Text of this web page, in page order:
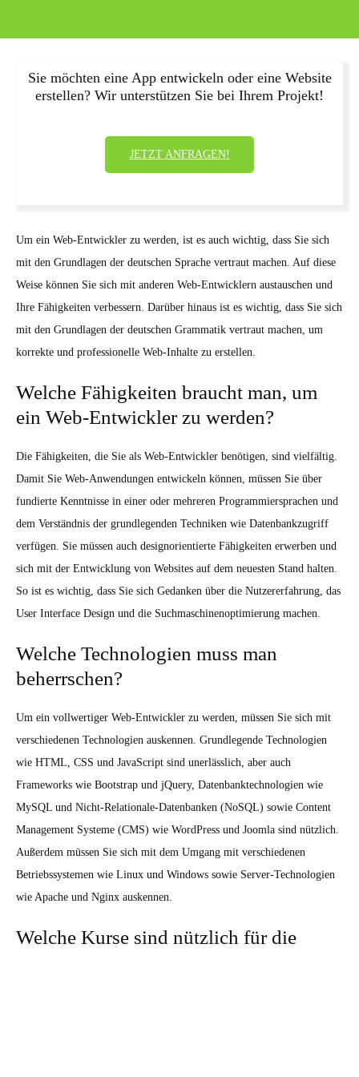
Sie möchten eine App entwickeln oder eine Website
erstellen? Wir unterstützen Sie bei Ihrem Projekt!
JETZT ANFRAGEN!
Um ein Web-Entwickler zu werden, ist es auch wichtig, dass Sie sich
mit den Grundlagen der deutschen Sprache vertraut machen. Auf diese
Weise können Sie sich mit anderen Web-Entwicklern austauschen und
Ihre Fähigkeiten verbessern. Darüber hinaus ist es wichtig, dass Sie sich
mit den Grundlagen der deutschen Grammatik vertraut machen, um
korrekte und professionelle Web-Inhalte zu erstellen.
Welche Fähigkeiten braucht man, um
ein Web-Entwickler zu werden?
Die Fähigkeiten, die Sie als Web-Entwickler benötigen, sind vielfältig.
Damit Sie Web-Anwendungen entwickeln können, müssen Sie über
fundierte Kenntnisse in einer oder mehreren Programmiersprachen und
dem Verständnis der grundlegenden Techniken wie Datenbankzugriff
verfügen. Sie müssen auch designorientierte Fähigkeiten erwerben und
sich mit der Entwicklung von Websites auf dem neuesten Stand halten.
So ist es wichtig, dass Sie sich Gedanken über die Nutzererfahrung, das
User Interface Design und die Suchmaschinenoptimierung machen.
Welche Technologien muss man
beherrschen?
Um ein vollwertiger Web-Entwickler zu werden, müssen Sie sich mit
verschiedenen Technologien auskennen. Grundlegende Technologien
wie HTML, CSS und JavaScript sind unerlässlich, aber auch
Frameworks wie Bootstrap und jQuery, Datenbanktechnologien wie
MySQL und Nicht-Relationale-Datenbanken (NoSQL) sowie Content
Management Systeme (CMS) wie WordPress und Joomla sind nützlich.
Außerdem müssen Sie sich mit dem Umgang mit verschiedenen
Betriebssystemen wie Linux und Windows sowie Server-Technologien
wie Apache und Nginx auskennen.
Welche Kurse sind nützlich für die